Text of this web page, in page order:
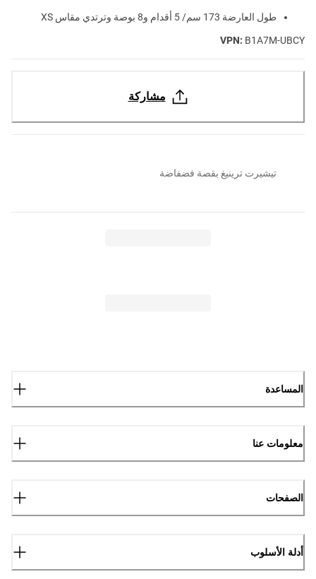
طول العارضة 173 سم/ 5 أقدام و8 بوصة وترتدي مقاس XS
VPN: B1A7M-UBCY
مشاركة
تيشيرت ترينيغ بقصة فضفاضة
المساعدة
معلومات عنا
الصفحات
أدلة الأسلوب